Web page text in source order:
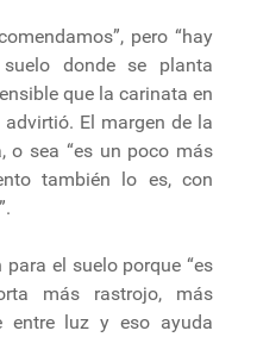
pero “hay
donde se planta
que la carinata en
El margen de la
o sea “es un poco más
también lo es, con
el suelo porque “es
más rastrojo, más
entre luz y eso ayuda